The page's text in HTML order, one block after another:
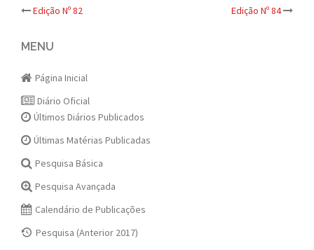
Post
navigation
Edição Nº 82 Edição Nº 84
MENU
Página Inicial
Diário Oficial
Últimos Diários Publicados
Últimas Matérias Publicadas
Pesquisa Básica
Pesquisa Avançada
Calendário de Publicações
Pesquisa (Anterior 2017)